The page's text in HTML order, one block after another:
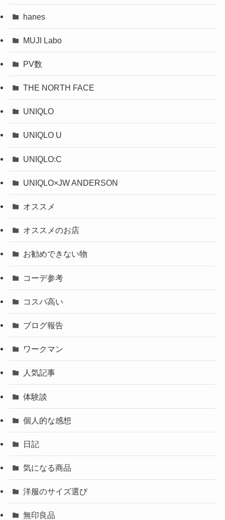
hanes
MUJI Labo
PV数
THE NORTH FACE
UNIQLO
UNIQLO U
UNIQLO:C
UNIQLO×JW ANDERSON
オススメ
オススメのお店
お勧めできない物
コーデ参考
コスパ高い
ブログ報告
ワークマン
人気記事
体験談
個人的な感想
日記
気になる商品
洋服のサイズ選び
無印良品